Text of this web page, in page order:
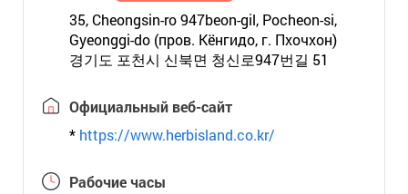
35, Cheongsin-ro 947beon-gil, Pocheon-si,
Gyeonggi-do (пров. Кёнгидо, г. Пхочхон)
경기도 포천시 신북면 청신로947번길 51
Официальный веб-сайт
* https://www.herbisland.co.kr/
Рабочие часы